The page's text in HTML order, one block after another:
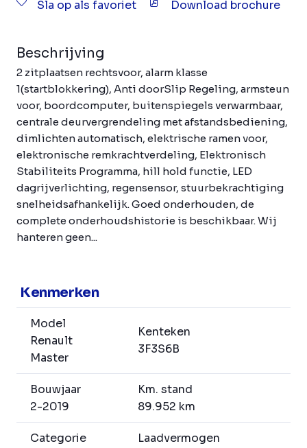
Sla op als favoriet Download brochure
Beschrijving
2 zitplaatsen rechtsvoor, alarm klasse
1(startblokkering), Anti doorSlip Regeling, armsteun
voor, boordcomputer, buitenspiegels verwarmbaar,
centrale deurvergrendeling met afstandsbediening,
dimlichten automatisch, elektrische ramen voor,
elektronische remkrachtverdeling, Elektronisch
Stabiliteits Programma, hill hold functie, LED
dagrijverlichting, regensensor, stuurbekrachtiging
snelheidsafhankelijk. Goed onderhouden, de
complete onderhoudshistorie is beschikbaar. Wij
hanteren geen...
Kenmerken
Model
Renault
Master
Kenteken
3F3S6B
Bouwjaar
2-2019
Km. stand
89.952 km
Categorie
Laadvermogen